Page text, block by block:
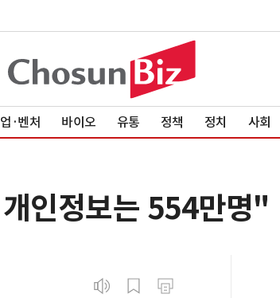
·벤처 바이오 유통 정책 정치 사회
인정보는 554만명"